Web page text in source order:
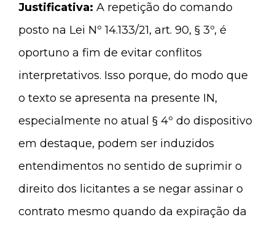
Justificativa: A repetição do comando
posto na Lei Nº 14.133/21, art. 90, § 3º, é
oportuno a fim de evitar conflitos
interpretativos. Isso porque, do modo que
o texto se apresenta na presente IN,
especialmente no atual § 4º do dispositivo
em destaque, podem ser induzidos
entendimentos no sentido de suprimir o
direito dos licitantes a se negar assinar o
contrato mesmo quando da expiração da